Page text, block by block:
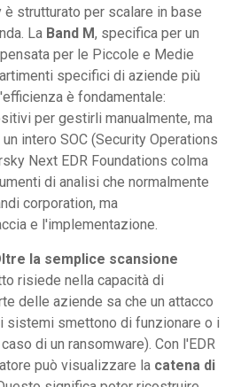
strutturato per scalare in base
La Band M, specifica per un
per le Piccole e Medie
specifici di aziende più
è fondamentale:
per gestirli manualmente, ma
intero SOC (Security Operations
Next EDR Foundations colma
di analisi che normalmente
corporation, ma
e l'implementazione.
la semplice scansione
risiede nella capacità di
delle aziende sa che un attacco
sistemi smettono di funzionare o i
di un ransomware). Con l'EDR
può visualizzare la catena di